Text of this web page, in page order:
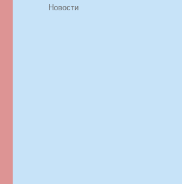
Рубрики
Новости